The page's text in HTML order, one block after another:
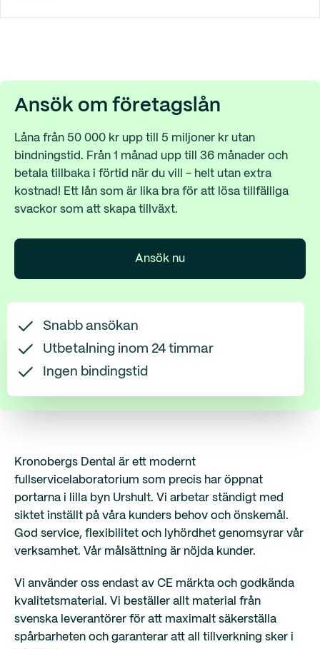
Ansök om företagslån
Låna från 50 000 kr upp till 5 miljoner kr utan
bindningstid. Från 1 månad upp till 36 månader och
betala tillbaka i förtid när du vill - helt utan extra
kostnad! Ett lån som är lika bra för att lösa tillfälliga
svackor som att skapa tillväxt.
Ansök nu
Snabb ansökan
Utbetalning inom 24 timmar
Ingen bindingstid
Kronobergs Dental är ett modernt
fullservicelaboratorium som precis har öppnat
portarna i lilla byn Urshult. Vi arbetar ständigt med
siktet inställt på våra kunders behov och önskemål.
God service, flexibilitet och lyhördhet genomsyrar vår
verksamhet. Vår målsättning är nöjda kunder.
Vi använder oss endast av CE märkta och godkända
kvalitetsmaterial. Vi beställer allt material från
svenska leverantörer för att maximalt säkerställa
spårbarheten och garanterar att all tillverkning sker i